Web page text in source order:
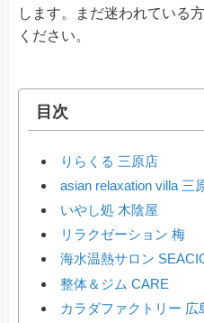
します。まだ迷われている
ください。
目次
りらくる 三原店
asian relaxation villa 三
いやし処 木陰屋
リラクゼーション 梅
海水温熱サロン
整体＆ジム CARE
カラダファクトリー 広